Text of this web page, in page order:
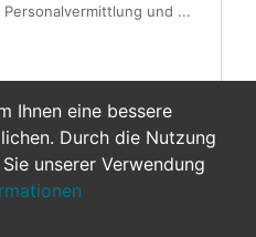
Ihnen eine bessere
Durch die Nutzung
unserer Verwendung
und ...
1